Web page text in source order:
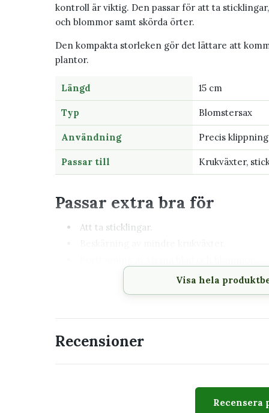
kontroll är viktig. Den passar för att ta
och blommor samt skörda örter.
Den kompakta storleken gör det lättare att
plantor.
Längd 15 cm
Typ Blomstersax
Användning Precis
Passar till Krukväxter,
Passar extra bra för
Att ta sticklingar.
Skörd av basilika, mynta, persilja och andra
Detaljarbete där en större sekatör blir
Förvara den torrt när den inte används.
Visa hela
Recensioner
Recensera